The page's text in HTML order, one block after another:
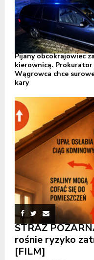
Pijany obcokrajowiec
kierownicą. Prokurator
Wągrowca chce
kary
STRAŻ
rośnie ryzyko
[FILM]